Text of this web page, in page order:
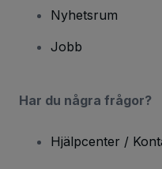
Nyhetsrum
Jobb
Har du några frågor?
Hjälpcenter /